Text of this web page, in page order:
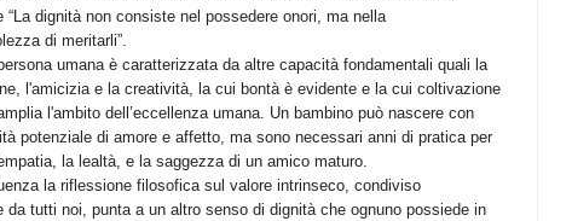
“La dignità non consiste nel possedere onori, ma nella
di meritarli”.
umana è caratterizzata da altre capacità fondamentali quali la
l'amicizia e la creatività, la cui bontà è evidente e la cui coltivazione
l'ambito dell’eccellenza umana. Un bambino può nascere con
potenziale di amore e affetto, ma sono necessari anni di pratica per
la lealtà, e la saggezza di un amico maturo.
la riflessione filosofica sul valore intrinseco, condiviso
da tutti noi, punta a un altro senso di dignità che ognuno possiede in